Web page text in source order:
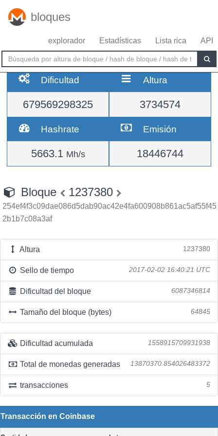
bloques
explorador Estadísticas Lista rica API
Dificultad
679569298325
Altura
3734574
Hashrate
5663.1 Mh/s
Emisión
18446744
Bloque 1237380
254ef4f3c09dae086d5dab90ac42e4fa600908b861ac5af55f45
2b1b7c08a3af
Altura 1237380
Sello de tiempo 2017-02-02 16:40:21 UTC
Dificultad del bloque 6087346814
Tamaño del bloque (bytes) 64845
Dificultad acumulada 1558915709931938
Total de monedas generadas 13870370.854026483372
transacciones 5
Transacción en Coinbase